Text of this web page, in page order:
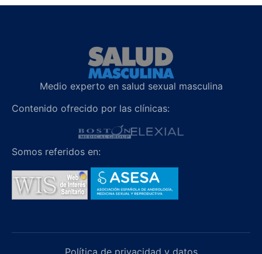
Medio experto en salud sexual masculina
Contenido ofrecido por las clínicas:
Somos referidos en:
Política de privacidad y datos